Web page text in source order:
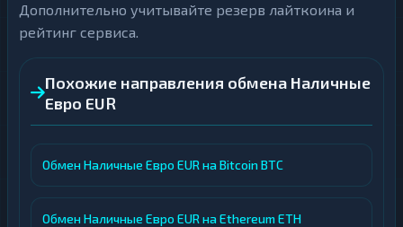
Дополнительно учитывайте резерв лайткоина и
рейтинг сервиса.
Похожие направления обмена Наличные
Евро EUR
Обмен Наличные Евро EUR на Bitcoin BTC
Обмен Наличные Евро EUR на Ethereum ETH